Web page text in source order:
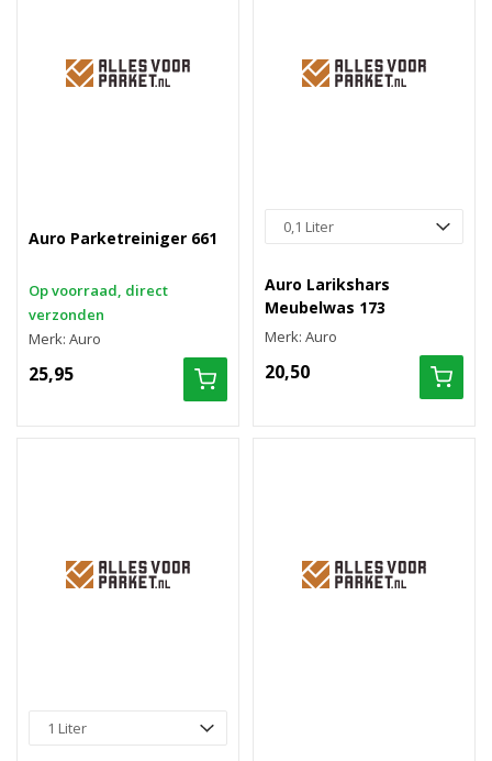
Auro Parketreiniger 661
Op voorraad, direct
verzonden
Merk: Auro
25,95
Auro Larikshars
Meubelwas 173
Merk: Auro
20,50